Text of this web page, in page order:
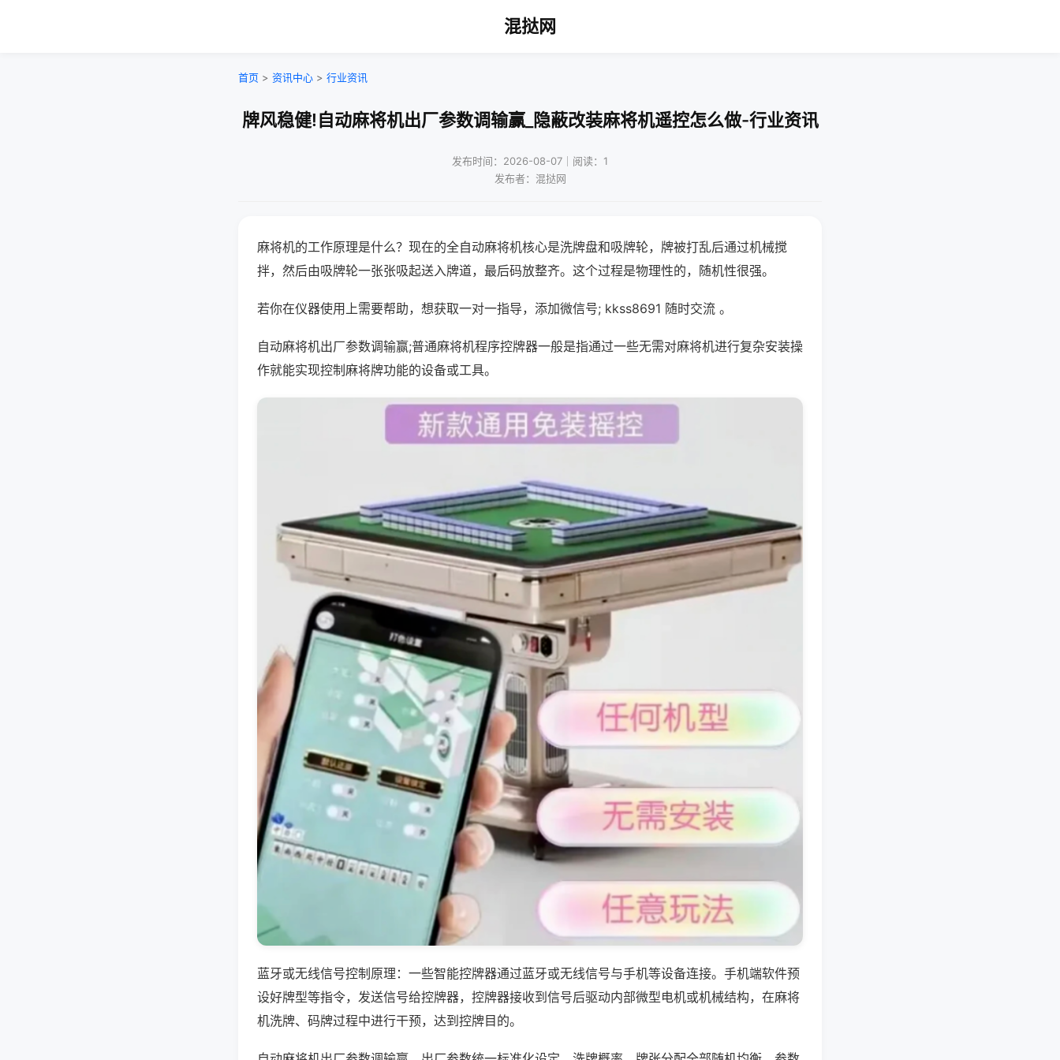
混挞网
首页 > 资讯中心 > 行业资讯
牌风稳健!自动麻将机出厂参数调输赢_隐蔽改装麻将机遥控怎么做-行业资讯
发布时间：2026-08-07｜阅读：1
发布者：混挞网
麻将机的工作原理是什么？现在的全自动麻将机核心是洗牌盘和吸牌轮，牌被打乱后通过机械搅
拌，然后由吸牌轮一张张吸起送入牌道，最后码放整齐。这个过程是物理性的，随机性很强。
若你在仪器使用上需要帮助，想获取一对一指导，添加微信号; kkss8691 随时交流 。
自动麻将机出厂参数调输赢;普通麻将机程序控牌器一般是指通过一些无需对麻将机进行复杂安装操
作就能实现控制麻将牌功能的设备或工具。
蓝牙或无线信号控制原理：一些智能控牌器通过蓝牙或无线信号与手机等设备连接。手机端软件预
设好牌型等指令，发送信号给控牌器，控牌器接收到信号后驱动内部微型电机或机械结构，在麻将
机洗牌、码牌过程中进行干预，达到控牌目的。